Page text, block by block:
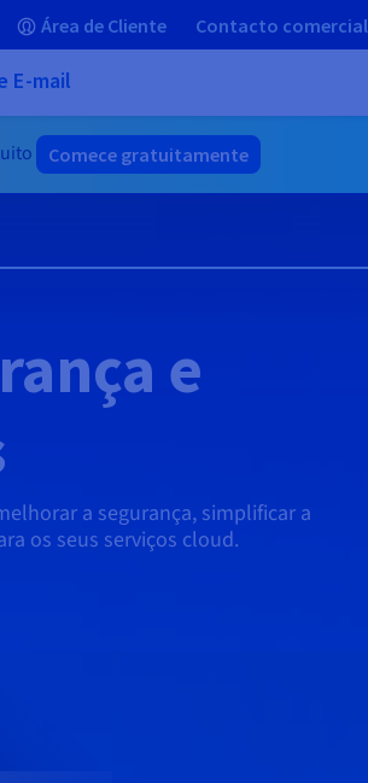
Área de Cliente Contacto comercial
E-mail
Comece gratuitamente
e
a segurança, simplificar a
os seus serviços cloud.